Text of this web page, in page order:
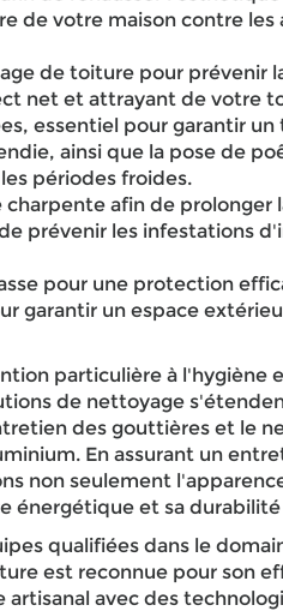
de votre maison contre les
de toiture pour prévenir
net et attrayant de votre
essentiel pour garantir
ainsi que la pose de
périodes froides.
afin de prolonger
prévenir les infestations
pour une protection
garantir un espace
particulière à l'hygiène
de nettoyage
des gouttières et le
En assurant un
non seulement
énergétique et sa
qualifiées dans le
est reconnue pour son
avec des